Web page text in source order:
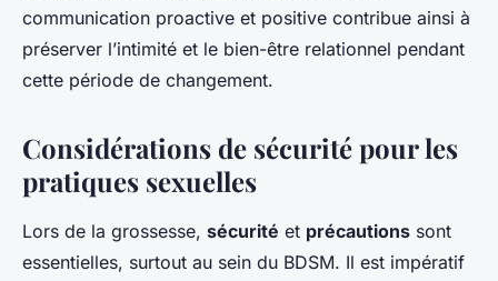
communication proactive et positive contribue ainsi à
préserver l’intimité et le bien-être relationnel pendant
cette période de changement.
Considérations de sécurité pour les
pratiques sexuelles
Lors de la grossesse, sécurité et précautions sont
essentielles, surtout au sein du BDSM. Il est impératif